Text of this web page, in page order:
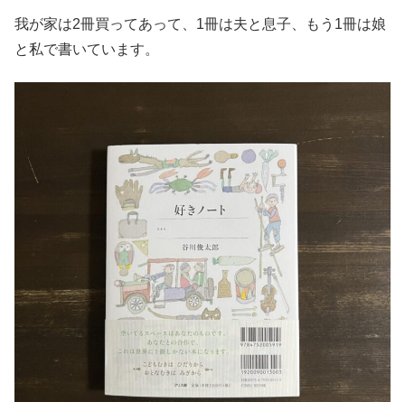
我が家は2冊買ってあって、1冊は夫と息子、もう1冊は娘
と私で書いています。